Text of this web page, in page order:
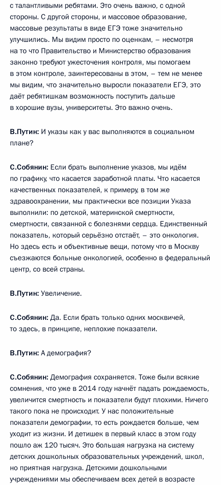
с талантливыми ребятами. Это очень важно, с одной
стороны. С другой стороны, и массовое образование,
массовые результаты в виде ЕГЭ тоже значительно
улучшились. Мы видим просто по оценкам, – несмотря
на то что Правительство и Министерство образования
законно требуют ужесточения контроля, мы помогаем
в этом контроле, заинтересованы в этом, – тем не менее
мы видим, что значительно выросли показатели ЕГЭ, это
даёт ребятишкам возможность поступить дальше
в хорошие вузы, университеты. Это важно очень.
В.Путин: И указы как у вас выполняются в социальном
плане?
С.Собянин: Если брать выполнение указов, мы идём
по графику, что касается заработной платы. Что касается
качественных показателей, к примеру, в том же
здравоохранении, мы практически все позиции Указа
выполнили: по детской, материнской смертности,
смертности, связанной с болезнями сердца. Единственный
показатель, который серьёзно отстаёт, – это онкология.
Но здесь есть и объективные вещи, потому что в Москву
съезжаются больные онкологией, особенно в федеральный
центр, со всей страны.
В.Путин: Увеличение.
С.Собянин: Да. Если брать только одних москвичей,
то здесь, в принципе, неплохие показатели.
В.Путин: А демография?
С.Собянин: Демография сохраняется. Тоже были всякие
сомнения, что уже в 2014 году начнёт падать рождаемость,
увеличится смертность и показатели будут плохими. Ничего
такого пока не происходит. У нас положительные
показатели демографии, то есть рождается больше, чем
уходит из жизни. И детишек в первый класс в этом году
пошло аж 120 тысяч. Это большая нагрузка на систему
детских дошкольных образовательных учреждений, школ,
но приятная нагрузка. Детскими дошкольными
учреждениями мы обеспечиваем всех детей в возрасте